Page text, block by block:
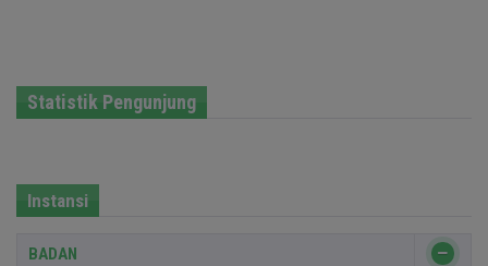
Statistik Pengunjung
Instansi
BADAN